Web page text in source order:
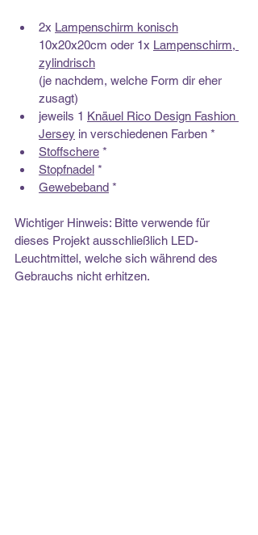
2x Lampenschirm konisch
10x20x20cm oder 1x Lampenschirm,
zylindrisch
(je nachdem, welche Form dir eher
zusagt)
jeweils 1 Knäuel Rico Design Fashion
Jersey in verschiedenen Farben *
Stoffschere *
Stopfnadel *
Gewebeband *
Wichtiger Hinweis: Bitte verwende für
dieses Projekt ausschließlich LED-
Leuchtmittel, welche sich während des
Gebrauchs nicht erhitzen.